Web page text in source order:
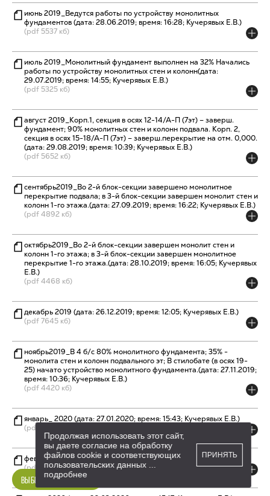
июнь 2019_Ведутся работы по устройству монолитных
фундаментов (дата: 28.06.2019; время: 16:28; Кучерявых Е.В.)
(pdf 5537 кб)
июль 2019_Монолитный фундамент выполнен на 32% Начались
работы по устройству монолитных стен и колонн(дата:
29.07.2019; время: 14:55; Кучерявых Е.В.)
(pdf 5325 кб)
август 2019_Корп.1, секция в осях 12-14/А-П (7эт) – заверш.
фундамент; 90% монолитных стен и колонн подвала. Корп. 2,
секция в осях 15-18/А-П (7эт) – заверш.перекрытие на отм. 0,000.
(дата: 29.08.2019; время: 10:39; Кучерявых Е.В.)
(pdf 5652 кб)
сентябрь2019_Во 2-й блок-секции завершено монолитное
перекрытие подвала; в 3-й блок-секции завершен монолит стен и
колонн 1-го этажа.(дата: 27.09.2019; время: 16:22; Кучерявых Е.В.)
(pdf 4892 кб)
октябрь2019_Во 2-й блок-секции завершен монолит стен и
колонн 1-го этажа; в 3-й блок-секции завершен монолитное
перекрытие 1-го этажа.(дата: 28.10.2019; время: 16:05; Кучерявых
Е.В.)
(pdf 4468 кб)
декабрь 2019 (дата: 26.12.2019; время: 12:05; Кучерявых Е.В.)
(pdf 7645 кб)
ноябрь2019_В 4 б/с 80% монолитного фундамента; 35% -
монолита стен и колонн подвального эт; В стилобате (в осях 19-
25) начато устройство монолитного фундамента.(дата: 27.11.2019;
время: 10:36; Кучерявых Е.В.)
(pdf 4420 кб)
январь_ 2020 (дата: 27.01.2020; время: 15:43; Кучерявых Е.В.)
(pdf 8255 кб)
февраль_ 2020 (дата: 27.02.2020; время: 11:50; Кучерявых Е.В.)
(pdf 8461 кб)
ВЫБРАТЬ КВАРТИРУ
Продолжая использовать этот сайт,
вы даете согласие на обработку
файлов cookie и соответствующих
пользовательских данных
подробнее
ПРИНЯТЬ